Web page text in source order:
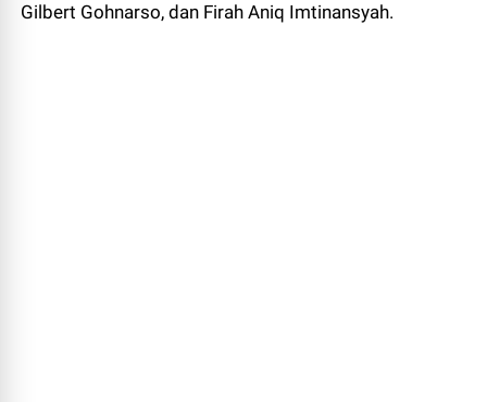
Gilbert Gohnarso, dan Firah Aniq Imtinansyah.